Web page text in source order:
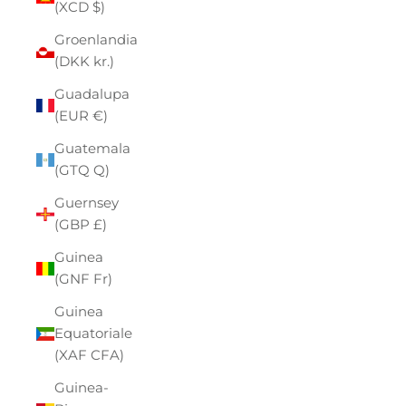
(XCD $)
Groenlandia
(DKK kr.)
Guadalupa
(EUR €)
Guatemala
(GTQ Q)
Guernsey
(GBP £)
Guinea
(GNF Fr)
Guinea
Equatoriale
(XAF CFA)
Guinea-